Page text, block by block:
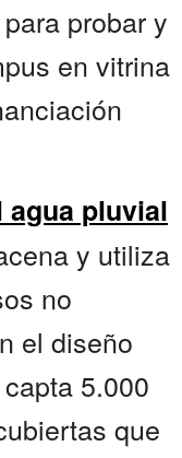
probar y
en vitrina
pluvial
y utiliza
no
el diseño
5.000
que